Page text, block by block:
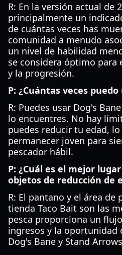
R: En la versión actual de
principalmente un
de cuántas veces has
comunidad a menudo
un nivel de habilidad
se considera óptimo para
y la progresión.
P: ¿Cuántas veces
R: Puedes usar Dog's
lo encuentres. No hay
puedes reducir tu edad,
permanecer joven para
pescador hábil.
P: ¿Cuál es el mejor
objetos de reducción de
R: El pantano y el área de
tienda Taco Bait son las
pesca proporciona un
ingresos y la oportunidad
Dog's Bane y Stand